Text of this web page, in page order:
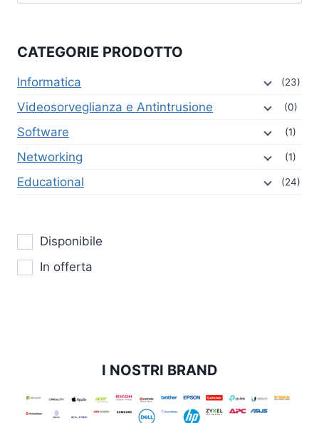
CATEGORIE PRODOTTO
Informatica (23)
Videosorveglianza e Antintrusione (0)
Software (1)
Networking (1)
Educational (24)
Disponibile
In offerta
I NOSTRI BRAND